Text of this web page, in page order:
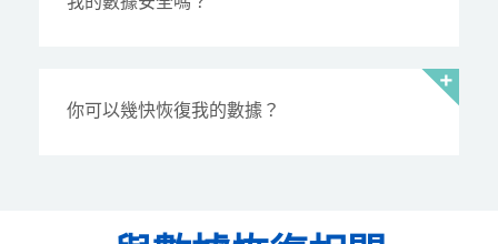
你可以幾快恢復我的數據？